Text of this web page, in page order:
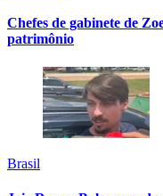
Chefes de gabinete de
patrimônio
Brasil